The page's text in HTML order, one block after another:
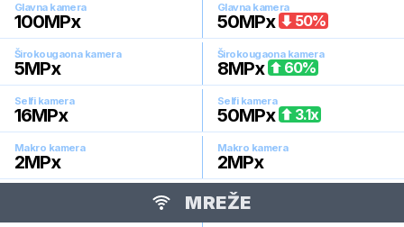
Glavna kamera
100MPx
Glavna kamera
50MPx 50%
Širokougaona kamera
5MPx
Širokougaona kamera
8MPx 60%
Selfi kamera
16MPx
Selfi kamera
50MPx 3.1x
Makro kamera
2MPx
Makro kamera
2MPx
MREŽE